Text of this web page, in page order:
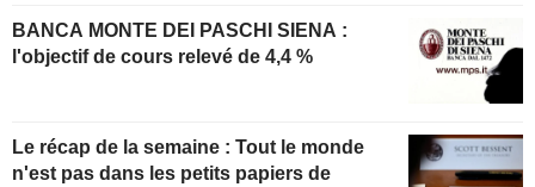
BANCA MONTE DEI PASCHI SIENA :
l'objectif de cours relevé de 4,4 %
Le récap de la semaine : Tout le monde
n'est pas dans les petits papiers de